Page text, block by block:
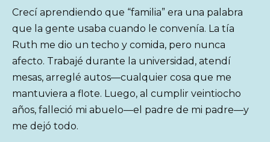
Crecí aprendiendo que “familia” era una palabra
que la gente usaba cuando le convenía. La tía
Ruth me dio un techo y comida, pero nunca
afecto. Trabajé durante la universidad, atendí
mesas, arreglé autos—cualquier cosa que me
mantuviera a flote. Luego, al cumplir veintiocho
años, falleció mi abuelo—el padre de mi padre—y
me dejó todo.